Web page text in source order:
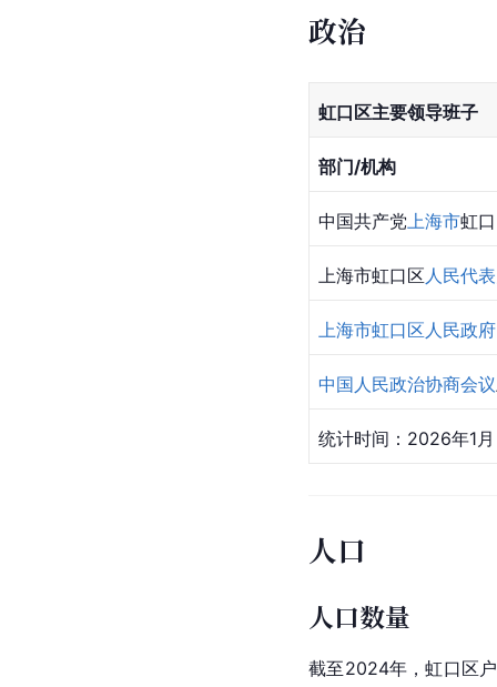
政治
虹口区主要领导班子
部门/机构
中国共产党 上海市虹
上海市虹口区 人民代
上海市虹口区人民政府
中国人民政治协商会议
统计时间：2026年1月
人口
人口数量
截至2024年，虹口区